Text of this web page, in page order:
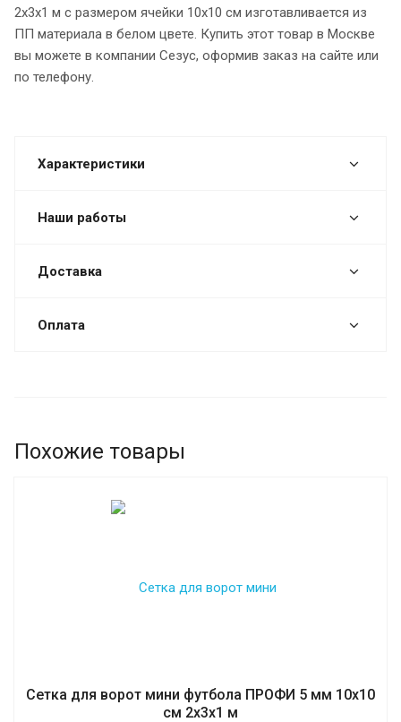
2х3х1 м с размером ячейки 10х10 см изготавливается из
ПП материала в белом цвете. Купить этот товар в Москве
вы можете в компании Сезус, оформив заказ на сайте или
по телефону.
Характеристики
Наши работы
Доставка
Оплата
Похожие товары
Сетка для ворот мини футбола ПРОФИ 5 мм 10х10
см 2х3х1 м